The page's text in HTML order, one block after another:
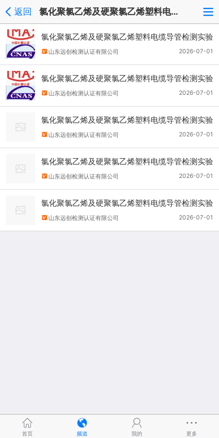
返回 氯化聚氯乙烯及硬聚氯乙烯塑料电缆导管
氯化聚氯乙烯及硬聚氯乙烯塑料电缆导管检测实验
室认证专业资质人员要求
2026-07-01
山东远创检测认证有限公司
氯化聚氯乙烯及硬聚氯乙烯塑料电缆导管检测实验
室完整周期
2026-07-01
山东远创检测认证有限公司
氯化聚氯乙烯及硬聚氯乙烯塑料电缆导管检测实验
室认证详细必备条件
2026-07-01
山东远创检测认证有限公司
氯化聚氯乙烯及硬聚氯乙烯塑料电缆导管检测实验
室认证完整流程
2026-07-01
山东远创检测认证有限公司
氯化聚氯乙烯及硬聚氯乙烯塑料电缆导管检测实验
室认证通用条件
2026-07-01
山东远创检测认证有限公司
首页 频道 我的 更多